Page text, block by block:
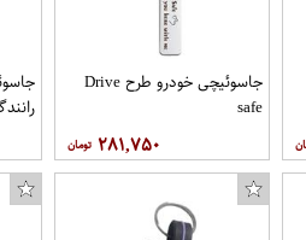
جاسوئیچی خودرو طرح Drive
safe
۲۸۱,۷۵۰